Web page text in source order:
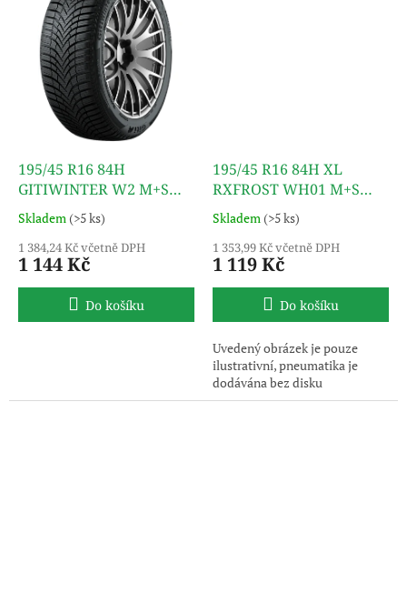
195/45 R16 84H
GITIWINTER W2 M+S
3PMSF TL GITI
Skladem(>5 ks)
1 384,24 Kč včetně DPH
1 144 Kč
Do košíku
195/45 R16 84H XL
RXFROST WH01 M+S
3PMSF TL ROADX
Skladem(>5 ks)
1 353,99 Kč včetně DPH
1 119 Kč
Do košíku
Uvedený obrázek je pouze
ilustrativní, pneumatika je
dodávána bez disku